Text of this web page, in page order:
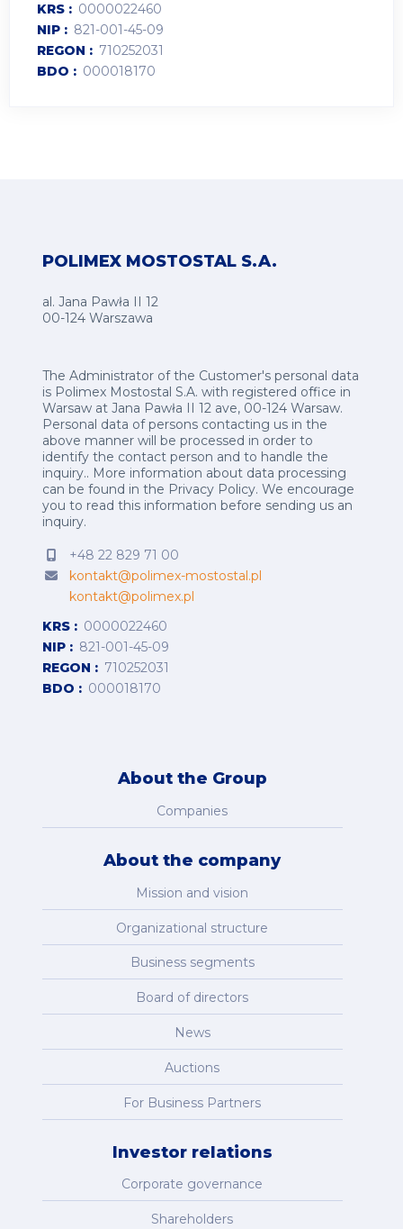
KRS
0000022460
NIP
821-001-45-09
REGON
710252031
BDO
000018170
POLIMEX MOSTOSTAL S.A.
al. Jana Pawła II 12
00-124 Warszawa
The Administrator of the Customer's personal data
is Polimex Mostostal S.A. with registered office in
Warsaw at Jana Pawła II 12 ave, 00-124 Warsaw.
Personal data of persons contacting us in the
above manner will be processed in order to
identify the contact person and to handle the
inquiry.. More information about data processing
can be found in the Privacy Policy.We encourage
you to read this information before sending us an
inquiry.
+48 22 829 71 00
kontakt@polimex-mostostal.pl
kontakt@polimex.pl
KRS
0000022460
NIP
821-001-45-09
REGON
710252031
BDO
000018170
About the Group
Companies
About the company
Mission and vision
Organizational structure
Business segments
Board of directors
News
Auctions
For Business Partners
Investor relations
Corporate governance
Shareholders